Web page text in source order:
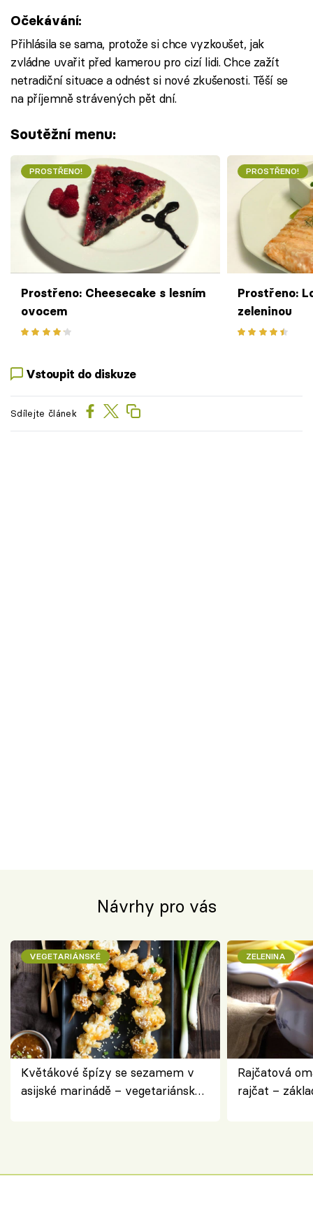
Očekávání:
Přihlásila se sama, protože si chce vyzkoušet, jak
zvládne uvařit před kamerou pro cizí lidi. Chce zažít
netradiční situace a odnést si nové zkušenosti. Těší se
na příjemně strávených pět dní.
Soutěžní menu:
PROSTŘENO!
Prostřeno: Cheesecake s lesním
ovocem
PROSTŘENO!
Prostřeno:
zeleninou
Vstoupit do diskuze
Sdílejte článek
Návrhy pro vás
VEGETARIÁNSKÉ
Květákové špízy se sezamem v
asijské marinádě – vegetariánská
ZELENINA
Rajčatová
rajčat –